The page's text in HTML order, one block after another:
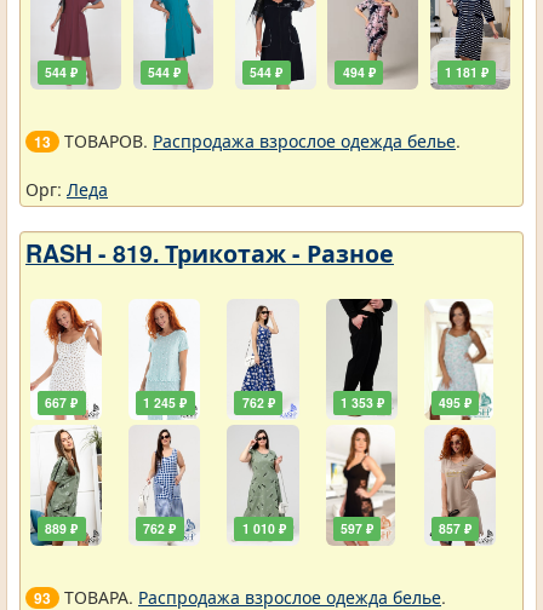
544 ₽ 544 ₽ 544 ₽ 494 ₽ 1 181 ₽
13 ТОВАРОВ. Распродажа взрослое одежда белье.
Орг: Леда
RASH - 819. Трикотаж - Разное
667 ₽
889 ₽
1 245 ₽
762 ₽
762 ₽
1 010 ₽
1 353 ₽
597 ₽
495 ₽
857 ₽
93 ТОВАРА. Распродажа взрослое одежда белье.